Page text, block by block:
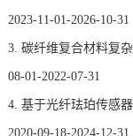
2023-11-01-2026-10-31
3. 碳纤维复合材料复
08-01-2022-07-31
4. 基于光纤珐珀传感
2020-09-18-2024-12-31